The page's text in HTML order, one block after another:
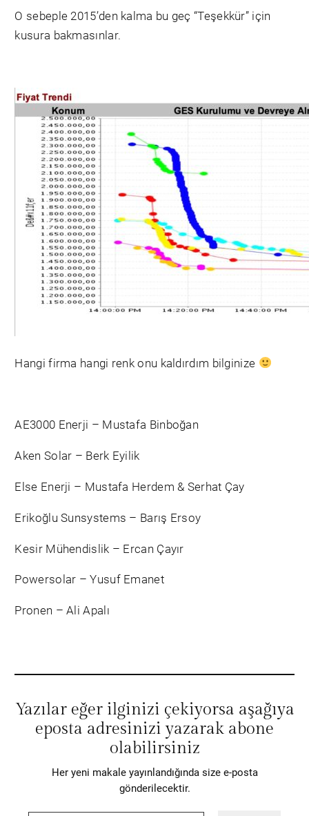
O sebeple 2015’den kalma bu geç “Teşekkür” için
kusura bakmasınlar.
Hangi firma hangi renk onu kaldırdım bilginize
AE3000 Enerji – Mustafa Binboğan
Aken Solar – Berk Eyilik
Else Enerji – Mustafa Herdem & Serhat Çay
Erikoğlu Sunsystems – Barış Ersoy
Kesir Mühendislik – Ercan Çayır
Powersolar – Yusuf Emanet
Pronen – Ali Apalı
Yazılar eğer ilginizi çekiyorsa aşağıya
eposta adresinizi yazarak abone
olabilirsiniz
Her yeni makale yayınlandığında size e-posta
gönderilecektir.